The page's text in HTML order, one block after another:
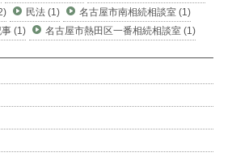
民法 (1)
名古屋市南相続相談室 (1)
(1) 名古屋市熱田区一番相続相談室 (1)